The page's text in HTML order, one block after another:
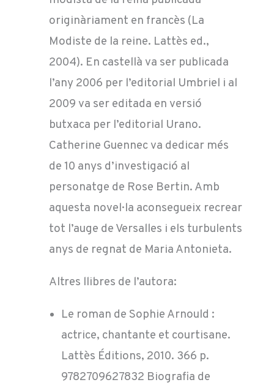
originàriament en francès (La
Modiste de la reine. Lattès ed.,
2004). En castellà va ser publicada
l’any 2006 per l’editorial Umbriel i al
2009 va ser editada en versió
butxaca per l’editorial Urano.
Catherine Guennec va dedicar més
de 10 anys d’investigació al
personatge de Rose Bertin. Amb
aquesta novel·la aconsegueix recrear
tot l’auge de Versalles i els turbulents
anys de regnat de Maria Antonieta.
Altres llibres de l’autora:
Le roman de Sophie Arnould :
actrice, chantante et courtisane.
Lattès Éditions, 2010. 366 p.
9782709627832 Biografia de